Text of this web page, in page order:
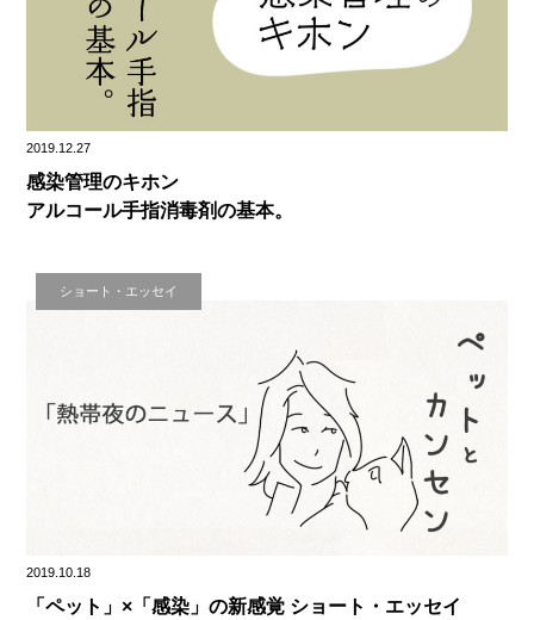
2019.12.27
感染管理のキホン
アルコール手指消毒剤の基本。
ショート・エッセイ
2019.10.18
「ペット」×「感染」の新感覚 ショート・エッセイ